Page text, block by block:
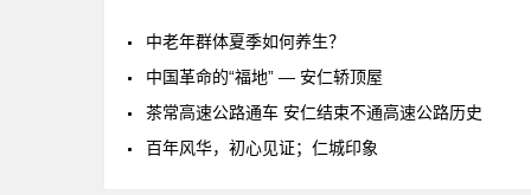
中老年群体夏季如何养生？
中国革命的“福地” — 安仁轿顶屋
茶常高速公路通车 安仁结束不通高速公路历史
百年风华，初心见证；仁城印象